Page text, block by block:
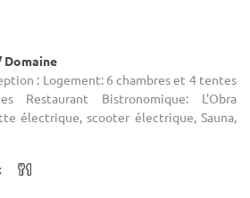
Domaine
: Logement: 6 chambres et 4 tentes
Restaurant Bistronomique: L'Obra
électrique, scooter électrique, Sauna,